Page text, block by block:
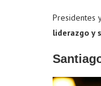
Presidentes
liderazgo y